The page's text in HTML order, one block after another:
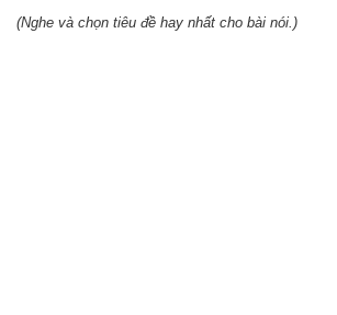
(Nghe và chọn tiêu đề hay nhất cho bài nói.)